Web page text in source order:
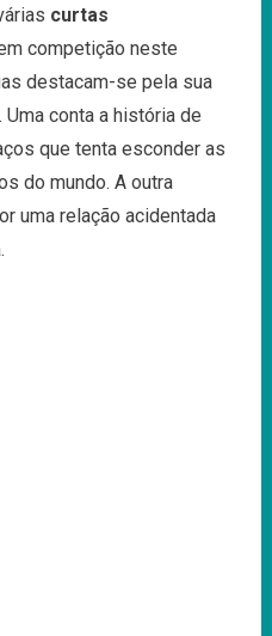
curtas
competição neste
destacam-se pela sua
conta a história de
que tenta esconder as
do mundo. A outra
uma relação acidentada